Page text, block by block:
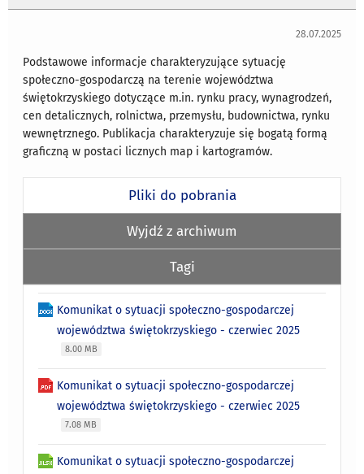
28.07.2025
Podstawowe informacje charakteryzujące sytuację
społeczno-gospodarczą na terenie województwa
świętokrzyskiego dotyczące m.in. rynku pracy, wynagrodzeń,
cen detalicznych, rolnictwa, przemysłu, budownictwa, rynku
wewnętrznego. Publikacja charakteryzuje się bogatą formą
graficzną w postaci licznych map i kartogramów.
Pliki do pobrania
Wyjdź z archiwum
Tagi
Komunikat o sytuacji społeczno-gospodarczej
województwa świętokrzyskiego - czerwiec 2025
8.00 MB
Komunikat o sytuacji społeczno-gospodarczej
województwa świętokrzyskiego - czerwiec 2025
7.08 MB
Komunikat o sytuacji społeczno-gospodarczej